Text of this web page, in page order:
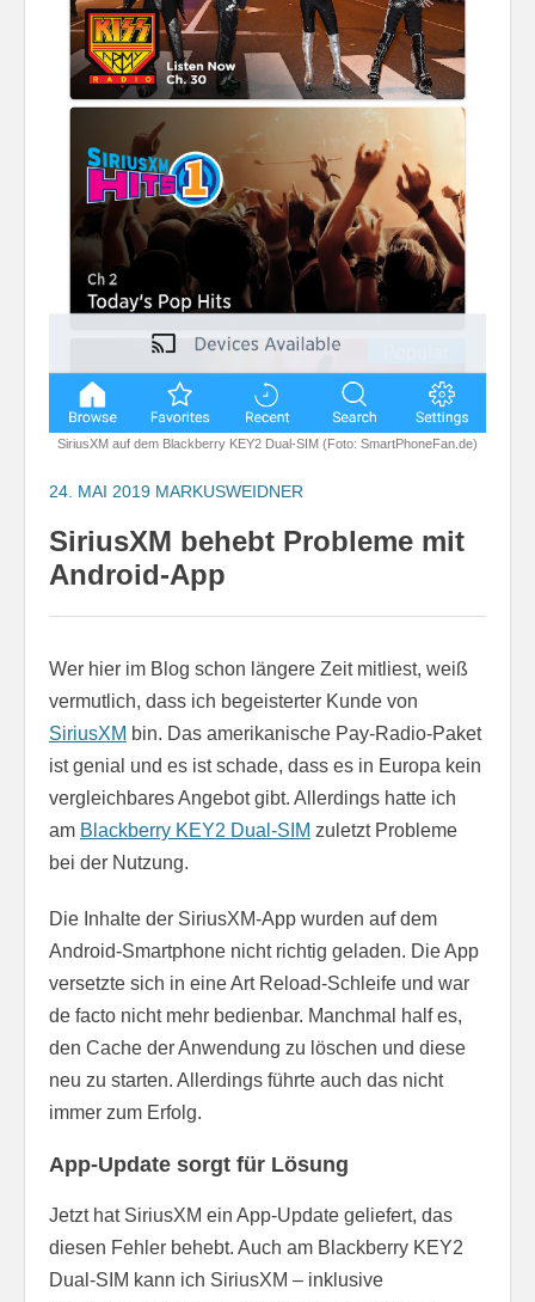
SiriusXM auf dem Blackberry KEY2 Dual-SIM (Foto: SmartPhoneFan.de)
24. MAI 2019 MARKUSWEIDNER
SiriusXM behebt Probleme mit
Android-App
Wer hier im Blog schon längere Zeit mitliest, weiß
vermutlich, dass ich begeisterter Kunde von
SiriusXM bin. Das amerikanische Pay-Radio-Paket
ist genial und es ist schade, dass es in Europa kein
vergleichbares Angebot gibt. Allerdings hatte ich
am Blackberry KEY2 Dual-SIM zuletzt Probleme
bei der Nutzung.
Die Inhalte der SiriusXM-App wurden auf dem
Android-Smartphone nicht richtig geladen. Die App
versetzte sich in eine Art Reload-Schleife und war
de facto nicht mehr bedienbar. Manchmal half es,
den Cache der Anwendung zu löschen und diese
neu zu starten. Allerdings führte auch das nicht
immer zum Erfolg.
App-Update sorgt für Lösung
Jetzt hat SiriusXM ein App-Update geliefert, das
diesen Fehler behebt. Auch am Blackberry KEY2
Dual-SIM kann ich SiriusXM – inklusive